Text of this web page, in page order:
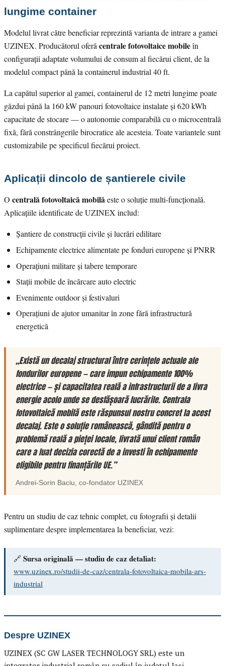
lungime container
Modelul livrat către beneficiar reprezintă varianta de intrare a gamei
UZINEX. Producătorul oferăcentrale fotovoltaice mobileîn
configurații adaptate volumului de consum al fiecărui client, de la
modelul compact până la containerul industrial 40 ft.
La capătul superior al gamei, containerul de 12 metri lungime poate
găzdui până la 160 kW panouri fotovoltaice instalate și 620 kWh
capacitate de stocare — o autonomie comparabilă cu o microcentrală
fixă, fără constrângerile birocratice ale acesteia. Toate variantele sunt
customizabile pe specificul fiecărui proiect.
Aplicații dincolo de șantierele civile
O centrală fotovoltaică mobilăeste o soluție multi-funcțională.
Aplicațiile identificate de UZINEX includ:
Șantiere de construcții civile și lucrări edilitare
Echipamente electrice alimentate pe fonduri europene și PNRR
Operațiuni militare și tabere temporare
Stații mobile de încărcare auto electric
Evenimente outdoor și festivaluri
Operațiuni de ajutor umanitar în zone fără infrastructură
energetică
„Există un decalaj structural între cerințele actuale ale
fondurilor europene — care impun echipamente 100%
electrice — și capacitatea reală a infrastructurii de a livra
energie acolo unde se desfășoară lucrările. Centrala
fotovoltaică mobilă este răspunsul nostru concret la acest
decalaj. Este o soluție românească, gândită pentru o
problemă reală a pieței locale, livrată unui client român
care a luat decizia corectă de a investi în echipamente
eligibile pentru finanțările UE.”
Andrei-Sorin Baciu , co-fondator UZINEX
Pentru un studiu de caz tehnic complet, cu fotografii și detalii
suplimentare despre implementarea la beneficiar, vezi:
🔗 Sursa originală — studiu de caz detaliat:
www.uzinex.ro/studii-de-caz/centrala-fotovoltaica-mobila-ars-
industrial
Despre UZINEX
UZINEX (SC GW LASER TECHNOLOGY SRL) este un